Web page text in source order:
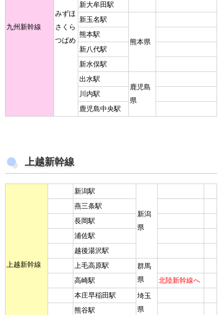
九州新幹線
みずほ
さくら
つばめ
新大牟田駅
新玉名駅
熊本県
熊本駅
新八代駅
新水俣駅
出水駅
鹿児島
県
川内駅
鹿児島中央駅
上越新幹線
上越新幹線
新潟駅
新潟
県
燕三条駅
長岡駅
浦佐駅
越後湯沢駅
上毛高原駅
群馬
県
高崎駅
北陸新幹線へ
本庄早稲田駅
埼玉
県
熊谷駅